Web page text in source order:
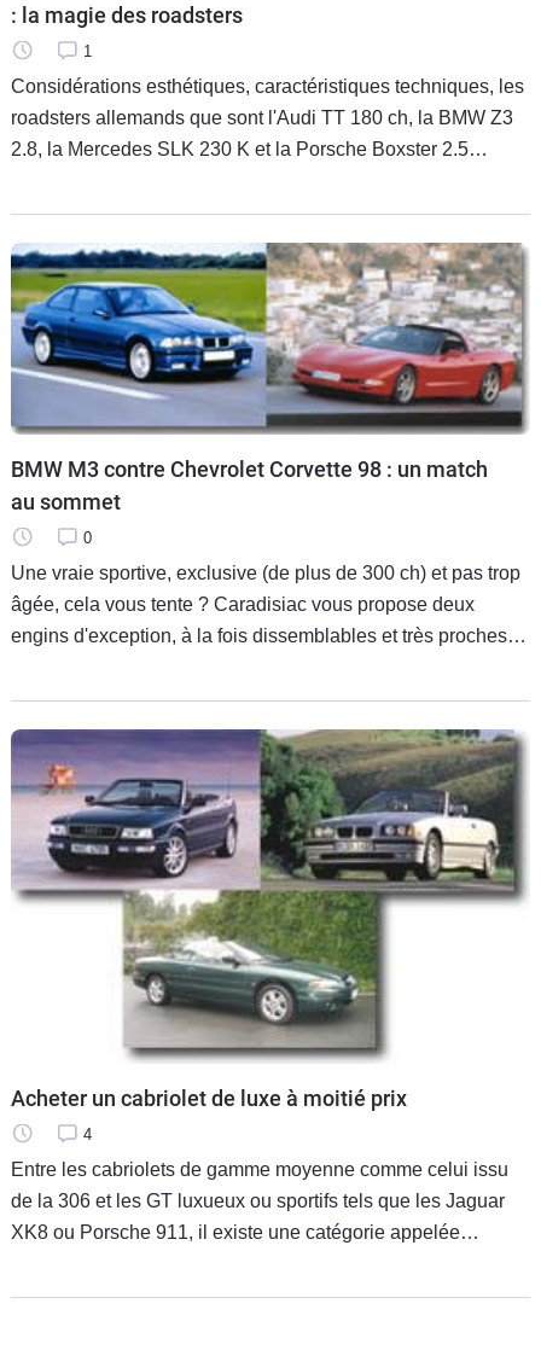
: la magie des roadsters
1
Considérations esthétiques, caractéristiques techniques, les
roadsters allemands que sont l'Audi TT 180 ch, la BMW Z3
2.8, la Mercedes SLK 230 K et la Porsche Boxster 2.5
vous aidera
BMW M3 contre Chevrolet Corvette 98 : un match
au sommet
0
Une vraie sportive, exclusive (de plus de 300 ch) et pas trop
âgée, cela vous tente ? Caradisiac vous propose deux
engins d'exception, à la fois dissemblables et très proches,
Acheter un cabriolet de luxe à moitié prix
4
Entre les cabriolets de gamme moyenne comme celui issu
de la 306 et les GT luxueux ou sportifs tels que les Jaguar
XK8 ou Porsche 911, il existe une catégorie appelée
beaux jouets, coûtant